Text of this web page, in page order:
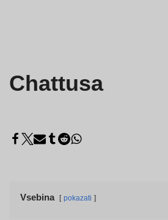
Chattusa
Vsebina pokazati